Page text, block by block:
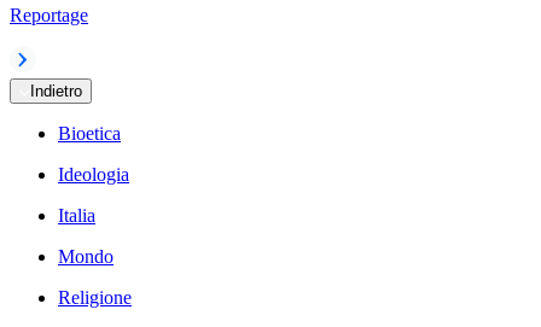
Reportage
Indietro
Bioetica
Ideologia
Italia
Mondo
Religione